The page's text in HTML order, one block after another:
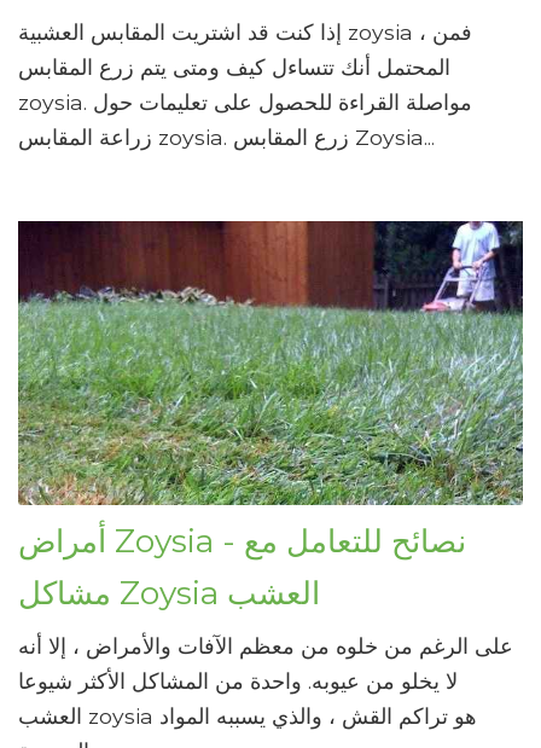
إذا كنت قد اشتريت المقابس العشبية zoysia ، فمن
المحتمل أنك تتساءل كيف ومتى يتم زرع المقابس
zoysia. مواصلة القراءة للحصول على تعليمات حول
زراعة المقابس zoysia. زرع المقابس Zoysia...
أمراض Zoysia - نصائح للتعامل مع
مشاكل Zoysia العشب
على الرغم من خلوه من معظم الآفات والأمراض ، إلا أنه
لا يخلو من عيوبه. واحدة من المشاكل الأكثر شيوعا
العشب zoysia هو تراكم القش ، والذي يسببه المواد